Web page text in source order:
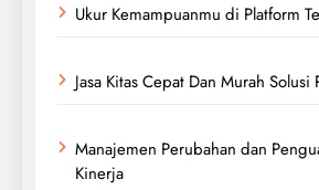
Ukur Kemampuanmu di Platform
Jasa Kitas Cepat Dan Murah Solusi
Manajemen Perubahan dan
Kinerja